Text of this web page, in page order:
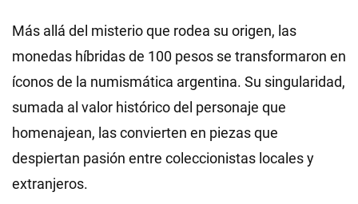
Más allá del misterio que rodea su origen, las
monedas híbridas de 100 pesos se transformaron en
íconos de la numismática argentina. Su singularidad,
sumada al valor histórico del personaje que
homenajean, las convierten en piezas que
despiertan pasión entre coleccionistas locales y
extranjeros.